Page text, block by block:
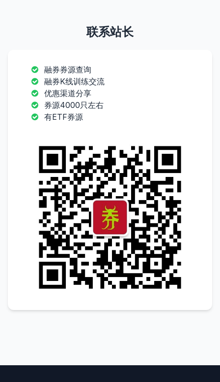
联系站长
融券券源查询
融券K线训练交流
优惠渠道分享
券源4000只左右
有ETF券源